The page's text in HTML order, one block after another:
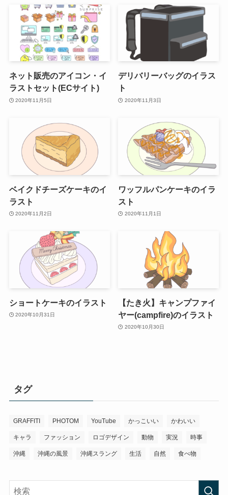
ネット販売のアイコン・イ
ラストセット(ECサイト)
2020年11月5日
デリバリーバッグのイラス
ト
2020年11月3日
ベイクドチーズケーキのイ
ラスト
2020年11月2日
ワッフルパンケーキのイラ
スト
2020年11月1日
ショートケーキのイラスト
2020年10月31日
【たき火】キャンプファイ
ヤー(campfire)のイラスト
2020年10月30日
タグ
GRAFFITI PHOTOM YouTube かっこいい かわいい
キャラ ファッション ロゴデザイン 動物 実況 時事
沖縄 沖縄の風景 沖縄スラング 生活 自然 食べ物